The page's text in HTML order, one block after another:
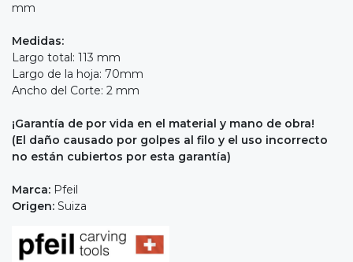
mm
Medidas:
Largo total: 113 mm
Largo de la hoja: 70mm
Ancho del Corte: 2 mm
¡Garantía de por vida en el material y mano de obra!
(El daño causado por golpes al filo y el uso incorrecto
no están cubiertos por esta garantía)
Marca: Pfeil
Origen: Suiza